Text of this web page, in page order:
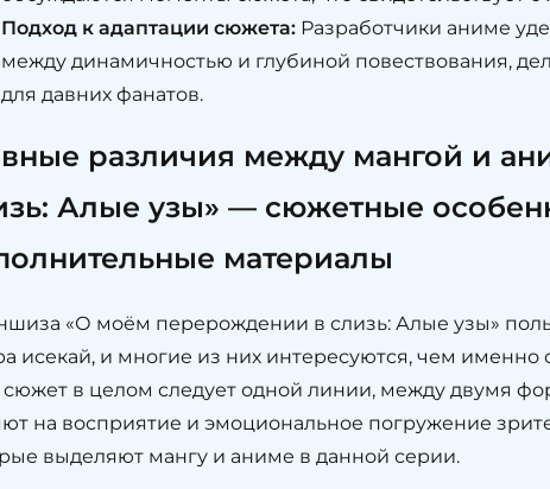
Подход к адаптации сюжета: Разработчики аниме
между динамичностью и глубиной повествования,
для давних фанатов.
различия между мангой и
Алые узы» — сюжетные
материалы
«О моём перерождении в слизь: Алые узы»
исекай, и многие из них интересуются, чем именно
сюжет в целом следует одной линии, между двумя
на восприятие и эмоциональное погружение
выделяют мангу и аниме в данной серии.